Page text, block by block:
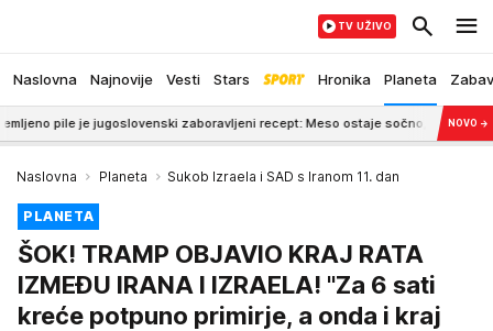
Naslovna Najnovije Vesti Stars Hronika Planeta
TV UŽIVO
zaboravljeni recept: Meso ostaje sočno, a korica zlatna i hrskavaNOVO →
Naslovna Planeta Sukob Izraela i SAD s Iranom 11. dan
PLANETA
ŠOK! TRAMP OBJAVIO KRAJ RATA
IZMEĐU IRANA I IZRAELA! "Za 6 sati
kreće potpuno primirje, a onda i kraj